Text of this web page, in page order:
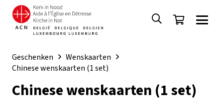
Geschenken
Wenskaarten
Chinese wenskaarten (1 set)
Chinese wenskaarten (1 set)